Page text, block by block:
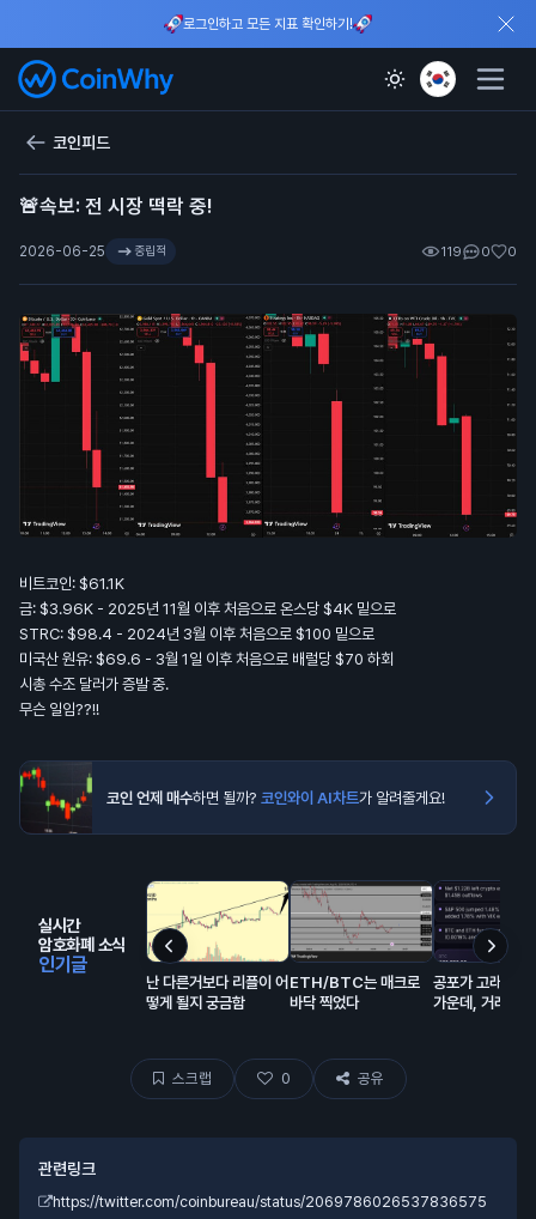
로그인하고 모든 지표 확인하기!
코인피드
🚨속보: 전 시장 떡락 중!
2026-06-25 중립적 119 0 0
비트코인: $61.1K
금: $3.96K - 2025년 11월 이후 처음으로 온스당 $4K 밑으로
STRC: $98.4 - 2024년 3월 이후 처음으로 $100 밑으로
미국산 원유: $69.6 - 3월 1일 이후 처음으로 배럴당 $70 하회
시총 수조 달러가 증발 중.
무슨 일임??!!
코인 언제 매수하면 될까? 코인와이 AI차트가 알려줄게요!
실시간
암호화폐 소식
인기글
난 다른거보다 리플이 어
떻게 될지 궁금함
ETH/BTC는 매크로
바닥 찍었다
공포가 고래 매
가운데, 거래소
스크랩 0 공유
관련링크
https://twitter.com/coinbureau/status/2069786026537836575